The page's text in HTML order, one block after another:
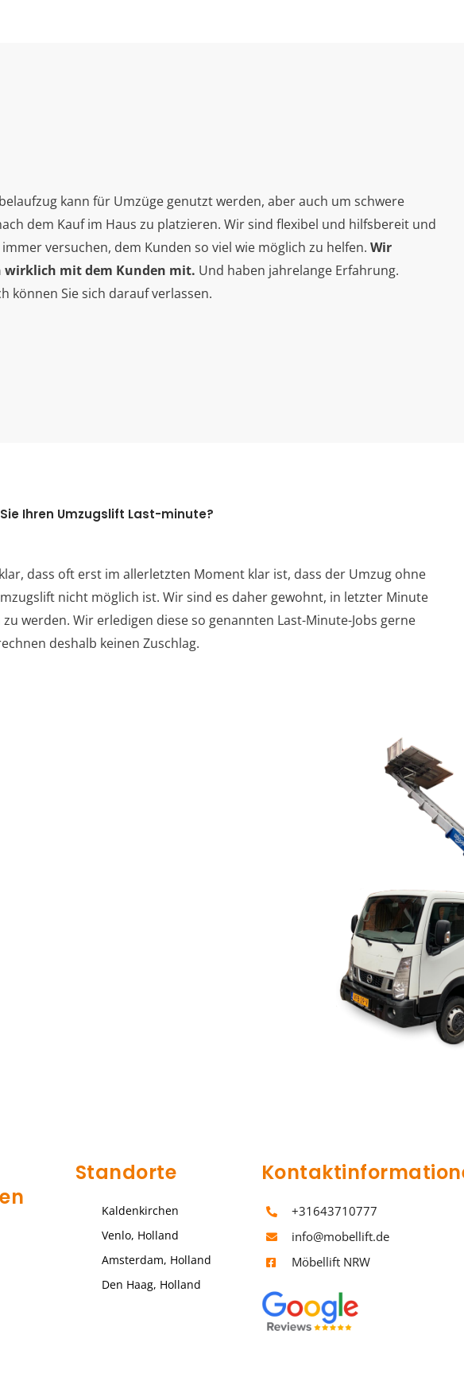
kann für Umzüge genutzt werden, aber auch um schwere
dem Kauf im Haus zu platzieren. Wir sind flexibel und hilfsbereit und
versuchen, dem Kunden so viel wie möglich zu helfen. Wir
wirklich mit dem Kunden mit. Und haben jahrelange Erfahrung.
können Sie sich darauf verlassen.
Ihren Umzugslift Last-minute?
dass oft erst im allerletzten Moment klar ist, dass der Umzug ohne
nicht möglich ist. Wir sind es daher gewohnt, in letzter Minute
werden. Wir erledigen diese so genannten Last-Minute-Jobs gerne
deshalb keinen Zuschlag.
Standorte
Kaldenkirchen
Venlo, Holland
Amsterdam, Holland
Den Haag, Holland
+31643710777
info@mobellift.de
Möbellift NRW